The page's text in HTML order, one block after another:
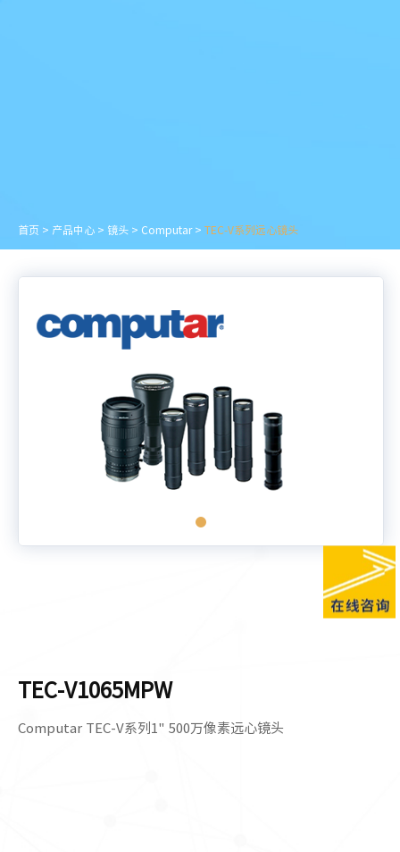
首页 > 产品中心 > 镜头 > Computar > TEC-V系列远心镜头
TEC-V1065MPW
Computar TEC-V系列1" 500万像素远心镜头